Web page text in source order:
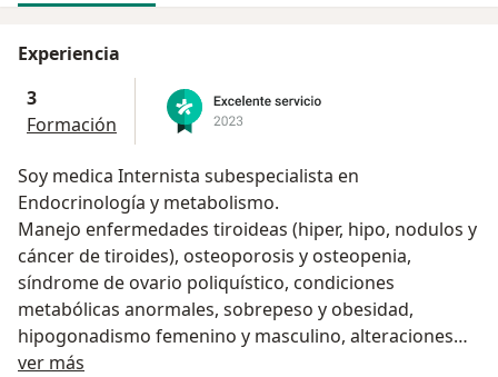
Experiencia
3
Formación
Soy medica Internista subespecialista en
Endocrinología y metabolismo.
Manejo enfermedades tiroideas (hiper, hipo, nodulos y
cáncer de tiroides), osteoporosis y osteopenia,
síndrome de ovario poliquístico, condiciones
metabólicas anormales, sobrepeso y obesidad,
hipogonadismo femenino y masculino, alteraciones
con la prolactina y el cortisol, problemas con la
ver más